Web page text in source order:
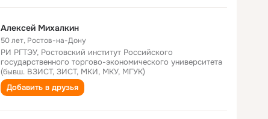
Алексей Михалкин
50 лет, Ростов-на-Дону
РИ РГТЭУ, Ростовский институт Российского
государственного торгово-экономического университета
(бывш. ВЗИСТ, ЗИСТ, МКИ, МКУ, МГУК)
Добавить в друзья